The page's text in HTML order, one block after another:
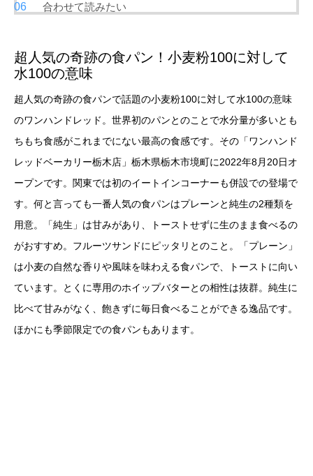
合わせて読みたい
超人気の奇跡の食パン！小麦粉100に対して
水100の意味
超人気の奇跡の食パンで話題の小麦粉100に対して水100の意味
のワンハンドレッド。世界初のパンとのことで水分量が多いとも
ちもち食感がこれまでにない最高の食感です。その「ワンハンド
レッドベーカリー栃木店」栃木県栃木市境町に2022年8月20日オ
ープンです。関東では初のイートインコーナーも併設での登場で
す。何と言っても一番人気の食パンはプレーンと純生の2種類を
用意。「純生」は甘みがあり、トーストせずに生のまま食べるの
がおすすめ。フルーツサンドにピッタリとのこと。「プレーン」
は小麦の自然な香りや風味を味わえる食パンで、トーストに向い
ています。とくに専用のホイップバターとの相性は抜群。純生に
比べて甘みがなく、飽きずに毎日食べることができる逸品です。
ほかにも季節限定での食パンもあります。